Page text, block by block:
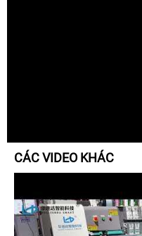
CÁC VIDEO KHÁC